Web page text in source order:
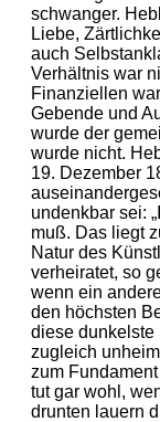
schwanger.
Liebe,
auch
Verhältnis war
Finanziellen
Gebende und
wurde der
wurde nicht.
19. Dezember
undenkbar sei:
muß. Das liegt
Natur des
verheiratet, so
wenn ein
den höchsten
diese dunkelste
zugleich
zum
tut gar wohl,
drunten lauern